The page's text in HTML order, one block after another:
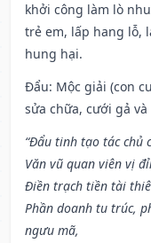
khởi công làm lò
trẻ em, lấp hang lỗ,
hung hại.
Đẩu: Mộc giải (con
sửa chữa, cưới gả
“Đẩu tinh tạo tác chủ
Văn vũ quan viên vị
Điền trạch tiền tài
Phần doanh tu trúc,
ngưu mã,